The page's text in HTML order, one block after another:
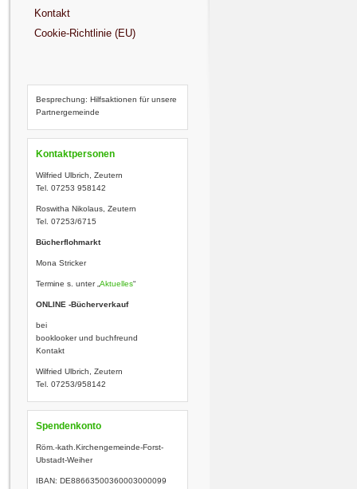
Kontakt
Cookie-Richtlinie (EU)
Besprechung: Hilfsaktionen für unsere
Partnergemeinde
Kontaktpersonen
Wilfried Ulbrich, Zeutern
Tel. 07253 958142
Roswitha Nikolaus, Zeutern
Tel. 07253/6715
Bücherflohmarkt
Mona Stricker
Termine s. unter „Aktuelles“
ONLINE -Bücherverkauf
bei
booklooker und buchfreund
Kontakt
Wilfried Ulbrich, Zeutern
Tel. 07253/958142
Spendenkonto
Röm.-kath.Kirchengemeinde-­Forst-
Ubstadt-Weiher
IBAN: DE88663500360003000099